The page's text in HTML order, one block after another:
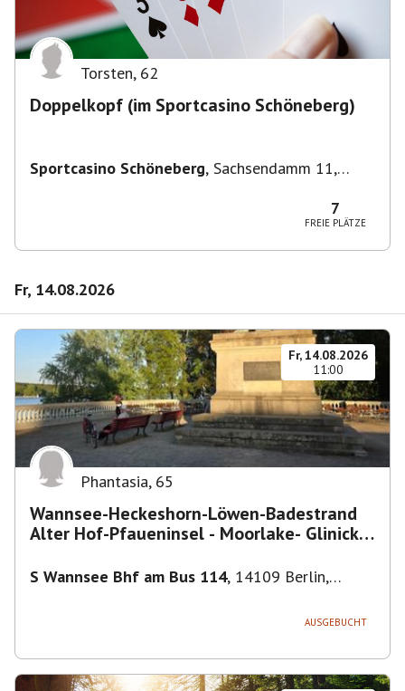
Torsten, 62
Doppelkopf (im Sportcasino Schöneberg)
Sportcasino Schöneberg, Sachsendamm 11,
7
FREIE PLÄTZE
Fr, 14.08.2026
Fr, 14.08.2026
11:00
Phantasia, 65
Wannsee-Heckeshorn-Löwen-Badestrand
Alter Hof-Pfaueninsel - Moorlake- Glinicker
S Wannsee Bhf am Bus 114, 14109 Berlin,
AUSGEBUCHT